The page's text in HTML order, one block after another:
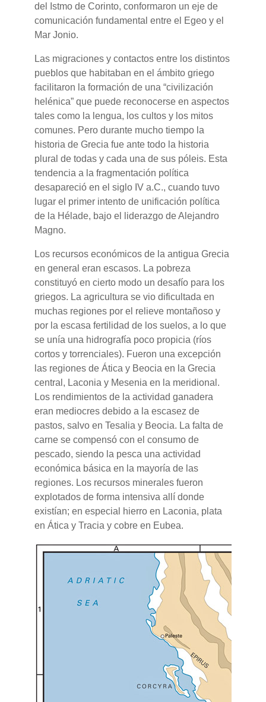
del Istmo de Corinto, conformaron un eje de
comunicación fundamental entre el Egeo y el
Mar Jonio.
Las migraciones y contactos entre los distintos
pueblos que habitaban en el ámbito griego
facilitaron la formación de una “civilización
helénica” que puede reconocerse en aspectos
tales como la lengua, los cultos y los mitos
comunes. Pero durante mucho tiempo la
historia de Grecia fue ante todo la historia
plural de todas y cada una de sus póleis. Esta
tendencia a la fragmentación política
desapareció en el siglo IV a.C., cuando tuvo
lugar el primer intento de unificación política
de la Hélade, bajo el liderazgo de Alejandro
Magno.
Los recursos económicos de la antigua Grecia
en general eran escasos. La pobreza
constituyó en cierto modo un desafío para los
griegos. La agricultura se vio dificultada en
muchas regiones por el relieve montañoso y
por la escasa fertilidad de los suelos, a lo que
se unía una hidrografía poco propicia (ríos
cortos y torrenciales). Fueron una excepción
las regiones de Ática y Beocia en la Grecia
central, Laconia y Mesenia en la meridional.
Los rendimientos de la actividad ganadera
eran mediocres debido a la escasez de
pastos, salvo en Tesalia y Beocia. La falta de
carne se compensó con el consumo de
pescado, siendo la pesca una actividad
económica básica en la mayoría de las
regiones. Los recursos minerales fueron
explotados de forma intensiva allí donde
existían; en especial hierro en Laconia, plata
en Ática y Tracia y cobre en Eubea.